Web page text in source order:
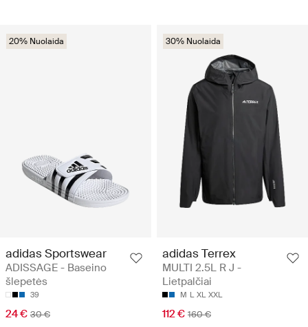
20% Nuolaida
adidas Sportswear
ADISSAGE - Baseino
šlepetės
39
24 € 30 €
30% Nuolaida
adidas Terrex
MULTI 2.5L R J -
Lietpalčiai
M L XL XXL
112 € 160 €